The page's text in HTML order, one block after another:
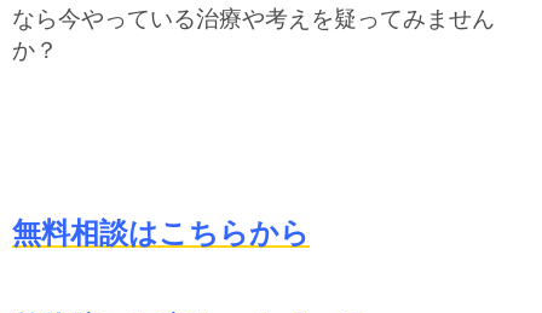
なら今やっている治療や考えを疑ってみません
か？
無料相談はこちらから